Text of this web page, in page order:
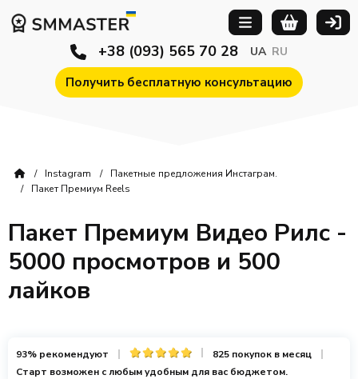
Получить бесплатную консультацию
+38 (093) 565 70 28 UA RU
Instagram
Пакетные предложения Инстаграм.
Пакет Премиум Reels
Пакет Премиум Видео Рилс -
5000 просмотров и 500
лайков
93% рекомендуют
825 покупок в месяц
Старт возможен с любым удобным для вас бюджетом.